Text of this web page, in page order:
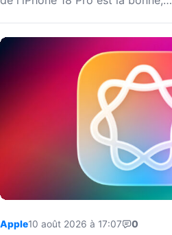
Apple10 août 2026 à 17:07 0